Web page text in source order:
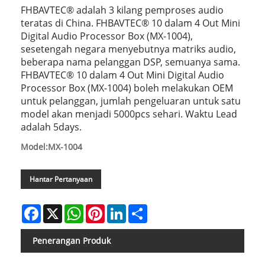
FHBAVTEC® adalah 3 kilang pemproses audio
teratas di China. FHBAVTEC® 10 dalam 4 Out Mini
Digital Audio Processor Box (MX-1004),
sesetengah negara menyebutnya matriks audio,
beberapa nama pelanggan DSP, semuanya sama.
FHBAVTEC® 10 dalam 4 Out Mini Digital Audio
Processor Box (MX-1004) boleh melakukan OEM
untuk pelanggan, jumlah pengeluaran untuk satu
model akan menjadi 5000pcs sehari. Waktu Lead
adalah 5days.
Model:MX-1004
Hantar Pertanyaan
Facebook
X WhatsAppPinterestLinkedIn
Penerangan Produk